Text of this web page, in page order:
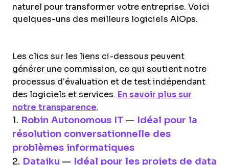
naturel pour transformer votre entreprise. Voici
quelques-uns des meilleurs logiciels AIOps.
Les clics sur les liens ci-dessous peuvent
générer une commission, ce qui soutient notre
processus d’évaluation et de test indépendant
des logiciels et services. En savoir plus sur
notre transparence.
1. Robin Autonomous IT —
Idéal pour la
résolution conversationnelle des
problèmes informatiques
2. Dataiku —
Idéal pour les projets de data